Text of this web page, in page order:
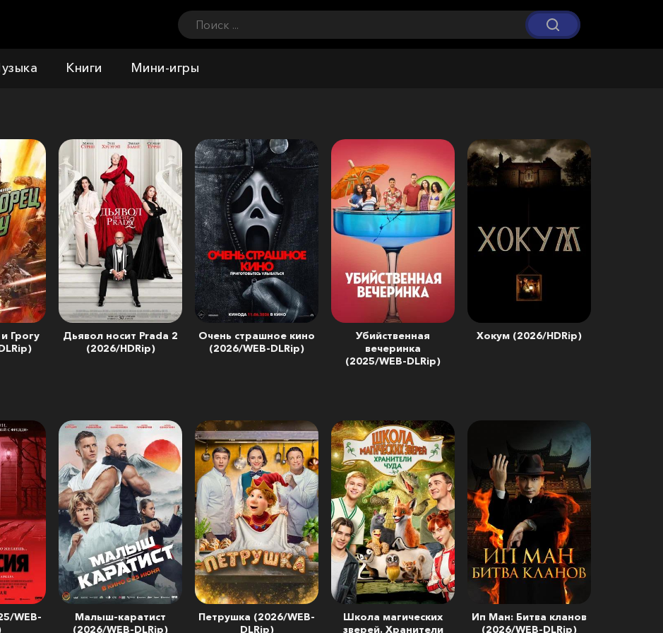
Книги Мини-игры
Грогу
Дьявол носит Prada 2
(2026/HDRip)
Очень страшное кино
(2026/WEB-DLRip)
Убийственная
вечеринка
(2025/WEB-DLRip)
Хокум (2026/HDRip)
WEB-
Малыш-каратист
(2026/WEB-DLRip)
Петрушка (2026/WEB-
DLRip)
Школа магических
зверей. Хранители
Ип Ман: Битва кланов
(2026/WEB-DLRip)